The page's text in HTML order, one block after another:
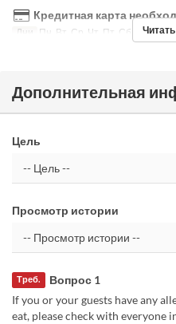
Кредитная карта
Дни Пн, Вт, Ср, Чт, Пт, Сб,
Дополнительная
Цель
Просмотр истории
Вопрос 1
Треб.
If you or your guests have any
eat, please check with everyone